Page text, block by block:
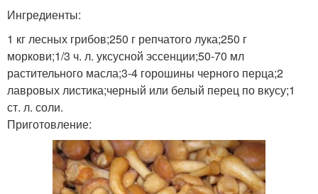
Ингредиенты:
1 кг лесных грибов;250 г репчатого лука;250 г
моркови;1/3 ч. л. уксусной эссенции;50-70 мл
растительного масла;3-4 горошины черного перца;2
лавровых листика;черный или белый перец по вкусу;1
ст. л. соли.
Приготовление: